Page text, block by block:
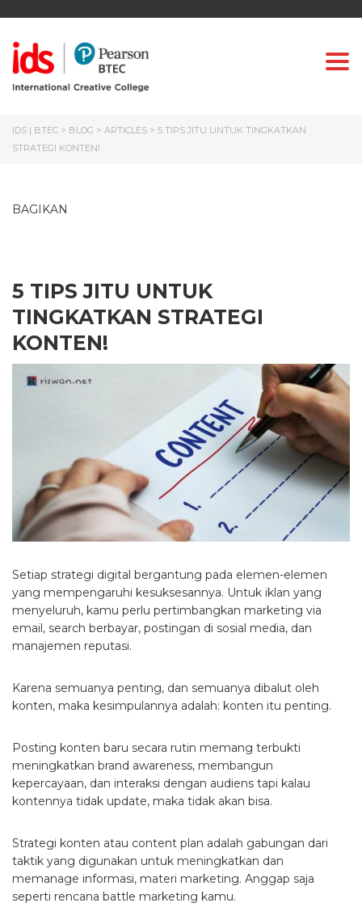
IDS | BTEC > BLOG > ARTICLES > 5 TIPS JITU UNTUK TINGKATKAN
STRATEGI KONTEN!
BAGIKAN
5 TIPS JITU UNTUK
TINGKATKAN STRATEGI
KONTEN!
Setiap strategi digital bergantung pada elemen-elemen
yang mempengaruhi kesuksesannya. Untuk iklan yang
menyeluruh, kamu perlu pertimbangkan marketing via
email, search berbayar, postingan di sosial media, dan
manajemen reputasi.
Karena semuanya penting, dan semuanya dibalut oleh
konten, maka kesimpulannya adalah: konten itu penting.
Posting konten baru secara rutin memang terbukti
meningkatkan brand awareness, membangun
kepercayaan, dan interaksi dengan audiens tapi kalau
kontennya tidak update, maka tidak akan bisa.
Strategi konten atau content plan adalah gabungan dari
taktik yang digunakan untuk meningkatkan dan
memanage informasi, materi marketing. Anggap saja
seperti rencana battle marketing kamu.